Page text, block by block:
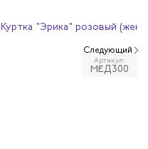
Куртка "Эрика" розовый
Артикул:
МЕД300
Следующий